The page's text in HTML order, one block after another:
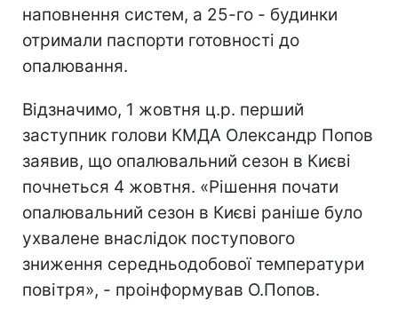
наповнення систем, а 25-го - будинки
отримали паспорти готовності до
опалювання.
Відзначимо, 1 жовтня ц.р. перший
заступник голови КМДА Олександр Попов
заявив, що опалювальний сезон в Києві
почнеться 4 жовтня. «Рішення почати
опалювальний сезон в Києві раніше було
ухвалене внаслідок поступового
зниження середньодобової температури
повітря», - проінформував О.Попов.